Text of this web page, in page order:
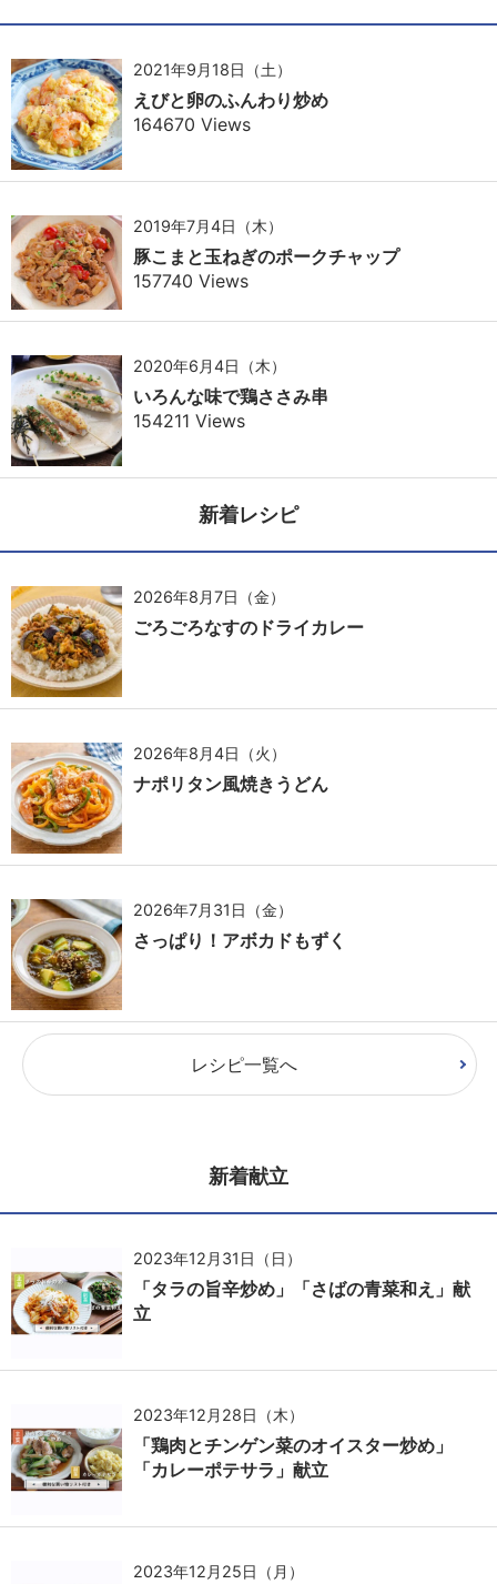
2021年9月18日（土）
えびと卵のふんわり炒め
164670 Views
2019年7月4日（木）
豚こまと玉ねぎのポークチャップ
157740 Views
2020年6月4日（木）
いろんな味で鶏ささみ串
154211 Views
新着レシピ
2026年8月7日（金）
ごろごろなすのドライカレー
2026年8月4日（火）
ナポリタン風焼きうどん
2026年7月31日（金）
さっぱり！アボカドもずく
レシピ一覧へ
新着献立
2023年12月31日（日）
「タラの旨辛炒め」「さばの青菜和え」献
立
2023年12月28日（木）
「鶏肉とチンゲン菜のオイスター炒め」
「カレーポテサラ」献立
2023年12月25日（月）